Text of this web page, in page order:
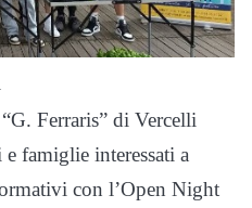
Ferraris” di Vercelli
e famiglie interessati a
con l’Open Night